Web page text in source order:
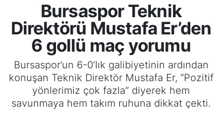
Bursaspor Teknik
Direktörü Mustafa Er’den
6 gollü maç yorumu
Bursaspor’un 6-0’lık galibiyetinin ardından
konuşan Teknik Direktör Mustafa Er, “Pozitif
yönlerimiz çok fazla” diyerek hem
savunmaya hem takım ruhuna dikkat çekti.
Bursa Amatör
Hentbol
Voleybol
Genel
Bursa Trafik Yoğunluk Haritası
TFF 1.Lig Puan Durumu ve Fikstür
Tüm Manşetler
Son Dakika Haberleri
Haber Arşivi